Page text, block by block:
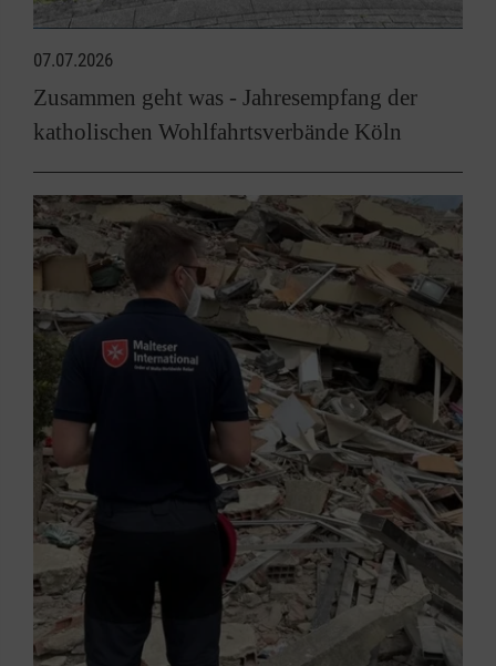
07.07.2026
Zusammen geht was - Jahresempfang der
katholischen Wohlfahrtsverbände Köln